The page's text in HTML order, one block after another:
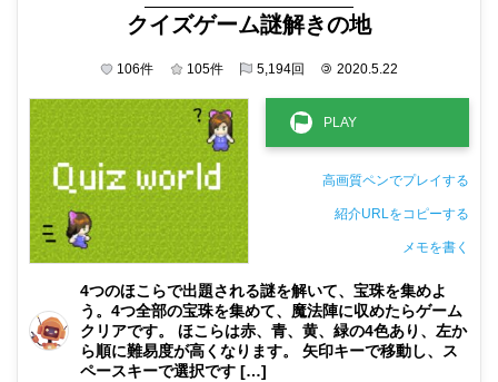
クイズゲーム謎解きの地
106件 105件 5,194回 © 2020.5.22
高画質ペンでプレイする
紹介URLをコピーする
メモを書く
4つのほこらで出題される謎を解いて、宝珠を集めよ
う。4つ全部の宝珠を集めて、魔法陣に収めたらゲーム
クリアです。 ほこらは赤、青、黄、緑の4色あり、左か
ら順に難易度が高くなります。 矢印キーで移動し、ス
ペースキーで選択です […]